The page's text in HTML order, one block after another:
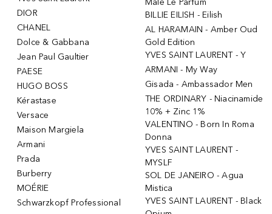
DIOR
CHANEL
Dolce & Gabbana
Jean Paul Gaultier
PAESE
HUGO BOSS
Kérastase
Versace
Maison Margiela
Armani
Prada
Burberry
MOÉRIE
Schwarzkopf Professional
Male Le Parfum
BILLIE EILISH - Eilish
AL HARAMAIN - Amber Oud
Gold Edition
YVES SAINT LAURENT - Y
ARMANI - My Way
Gisada - Ambassador Men
THE ORDINARY - Niacinamide
10% + Zinc 1%
VALENTINO - Born In Roma
Donna
YVES SAINT LAURENT -
MYSLF
SOL DE JANEIRO - Agua
Mistica
YVES SAINT LAURENT - Black